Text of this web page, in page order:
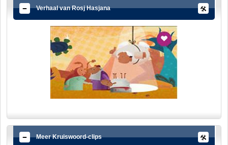
Verhaal van Rosj Hasjana
Meer Kruiswoord-clips